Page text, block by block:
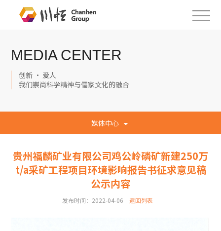
MEDIA CENTER
创新 · 爱人
我们崇尚科学精神与儒家文化的融合
媒体中心
贵州福麟矿业有限公司鸡公岭磷矿新建250万
t/a采矿工程项目环境影响报告书征求意见稿
公示内容
发布时间：2022-04-06 返回列表